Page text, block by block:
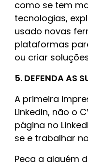
como se tem
tecnologias,
usado novas
plataformas
ou criar
5. DEFENDA AS
A primeira
LinkedIn, não o
página no
se e trabalhar
Peça a alguém